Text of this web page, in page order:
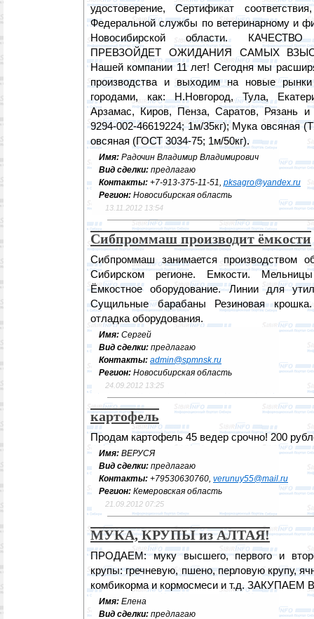
удостоверение, Сертификат
Федеральной службы по ветеринарному и
Новосибирской области.
ПРЕВЗОЙДЕТ ОЖИДАНИЯ САМЫХ
Нашей компании 11 лет! Сегодня мы
производства и выходим на новые
городами, как: Н.Новгород, Тула,
Арзамас, Киров, Пенза, Саратов, Рязань
9294-002-46619224; 1м/35кг); Мука овсяная
овсяная (ГОСТ 3034-75; 1м/50кг).
Имя: Радочин Владимир Владимирович
Вид сделки: предлагаю
Контакты: +7-913-375-11-51, pksagro@yandex.ru
Регион: Новосибирская область
13.11.2012 13:54
Сибпроммаш производит ёмкости
Сибпроммаш занимается производством
Сибирском регионе. Емкости. Мельницы
Ёмкостное оборудование. Линии для
Сущильные барабаны Резиновая крошка.
отладка оборудования.
Имя: Сергей
Вид сделки: предлагаю
Контакты: admin@spmnsk.ru
Регион: Новосибирская область
24.09.2012 13:25
картофель
Продам картофель 45 ведер срочно! 200
Имя: ВЕРУСЯ
Вид сделки: предлагаю
Контакты: +79530630760, verunuy55@mail.ru
Регион: Кемеровская область
21.09.2012 07:25
МУКА, КРУПЫ из АЛТАЯ!
ПРОДАЕМ: муку высшего, первого и
крупы: гречневую, пшено, перловую крупу,
комбикорма и кормосмеси и т.д.
Имя: Елена
Вид сделки: предлагаю